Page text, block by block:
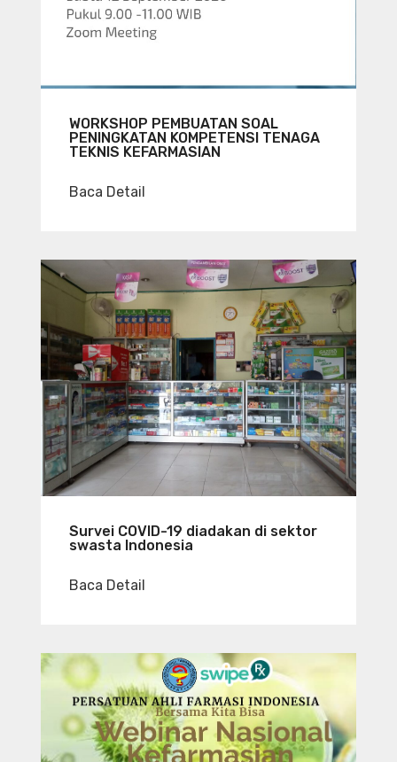
WORKSHOP PEMBUATAN SOAL
PENINGKATAN KOMPETENSI TENAGA
TEKNIS KEFARMASIAN
Baca Detail
Survei COVID-19 diadakan di sektor
swasta Indonesia
Baca Detail